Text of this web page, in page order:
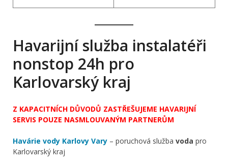
Havarijní služba instalatéři
nonstop 24h pro
Karlovarský kraj
Z KAPACITNÍCH DŮVODŮ ZASTŘEŠUJEME HAVARIJNÍ
SERVIS POUZE NASMLOUVANÝM PARTNERŮM
Havárie vody Karlovy Vary – poruchová služba voda pro
Karlovarský kraj